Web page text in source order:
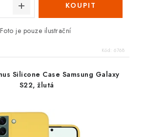
Foto je pouze ilustrační
Kód: 6768
Silicone Case Samsung Galaxy
S22, žlutá